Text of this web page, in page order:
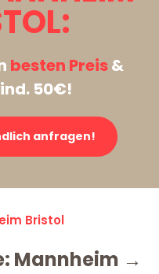
besten Preis&
50€!
anfragen!
Bristol
Mannheim →